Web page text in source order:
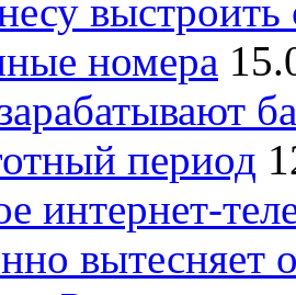
номера
период
интернет-
вытесняет